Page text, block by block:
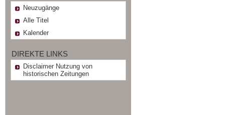
Neuzugänge
Alle Titel
Kalender
DIREKTE LINKS
Disclaimer Nutzung von
historischen Zeitungen